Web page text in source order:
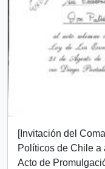
[Invitación del
Políticos de Chile a
Acto de